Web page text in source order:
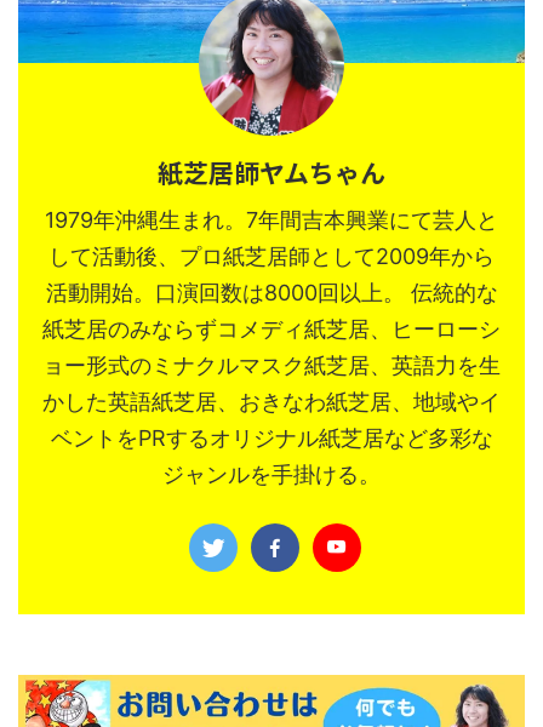
紙芝居師ヤムちゃん
1979年沖縄生まれ。7年間吉本興業にて芸人と
して活動後、プロ紙芝居師として2009年から
活動開始。口演回数は8000回以上。 伝統的な
紙芝居のみならずコメディ紙芝居、ヒーローシ
ョー形式のミナクルマスク紙芝居、英語力を生
かした英語紙芝居、おきなわ紙芝居、地域やイ
ベントをPRするオリジナル紙芝居など多彩な
ジャンルを手掛ける。